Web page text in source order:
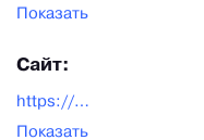
Показать
Сайт:
https://www.olimpciti.ru/
Показать